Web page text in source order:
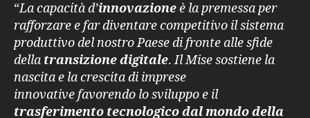
“La capacità d’innovazioneè la premessa per
rafforzare e far diventare competitivo il sistema
produttivo del nostro Paese di fronte alle sfide
della transizione digitale.Il Mise sostiene la
nascita e la crescita di imprese
innovativefavorendo lo sviluppo e il
trasferimento tecnologico dal mondo della